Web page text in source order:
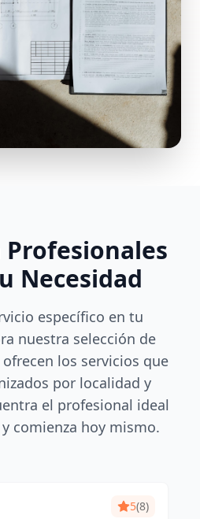
Necesidad
específico en tu
nuestra selección de
los servicios que
por localidad y
el profesional ideal
comienza hoy mismo.
5(8)